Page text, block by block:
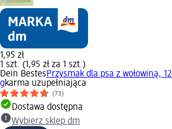
1,95 zł
1 szt. (1,95 zł za 1 szt.)
Dein BestesPrzysmak dla psa z wołowiną, 12
gkarma uzupełniająca
(73)
Dostawa dostępna
Wybierz sklep dm